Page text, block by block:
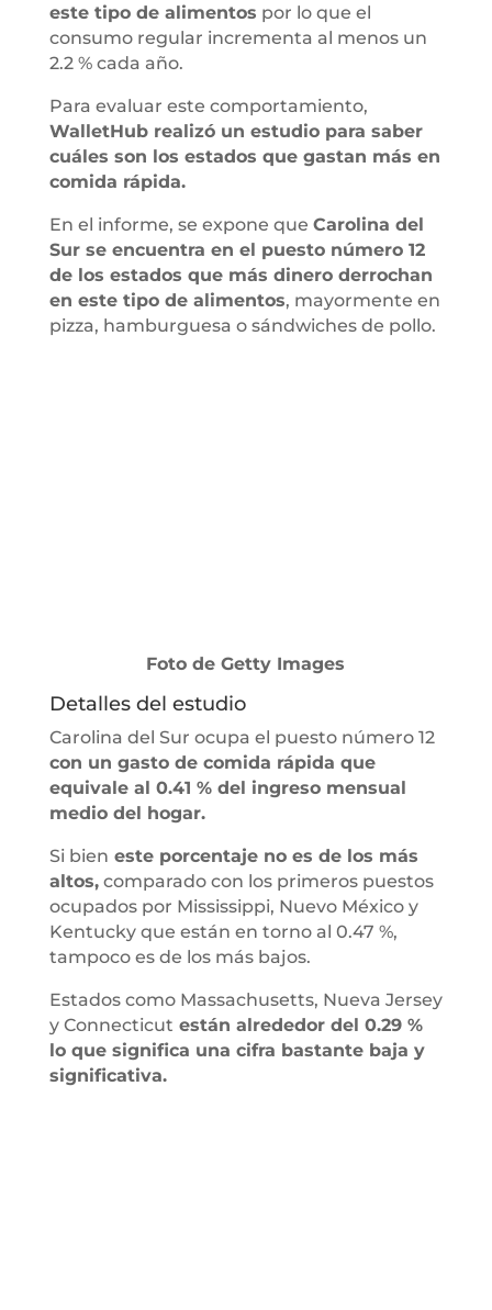
este tipo de alimentos por lo que el
consumo regular incrementa al menos un
2.2 % cada año.
Para evaluar este comportamiento,
WalletHub realizó un estudio para saber
cuáles son los estados que gastan más en
comida rápida.
En el informe, se expone que Carolina del
Sur se encuentra en el puesto número 12
de los estados que más dinero derrochan
en este tipo de alimentos, mayormente en
pizza, hamburguesa o sándwiches de pollo.
Foto de Getty Images
Detalles del estudio
Carolina del Sur ocupa el puesto número 12
con un gasto de comida rápida que
equivale al 0.41 % del ingreso mensual
medio del hogar.
Si bien este porcentaje no es de los más
altos,comparado con los primeros puestos
ocupados por Mississippi, Nuevo México y
Kentucky que están en torno al 0.47 %,
tampoco es de los más bajos.
Estados como Massachusetts, Nueva Jersey
y Connecticut están alrededor del 0.29 %
lo que significa una cifra bastante baja y
significativa.